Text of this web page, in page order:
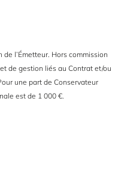
l’Émetteur. Hors commission
de gestion liés au Contrat et/ou
une part de Conservateur
est de 1 000 €.